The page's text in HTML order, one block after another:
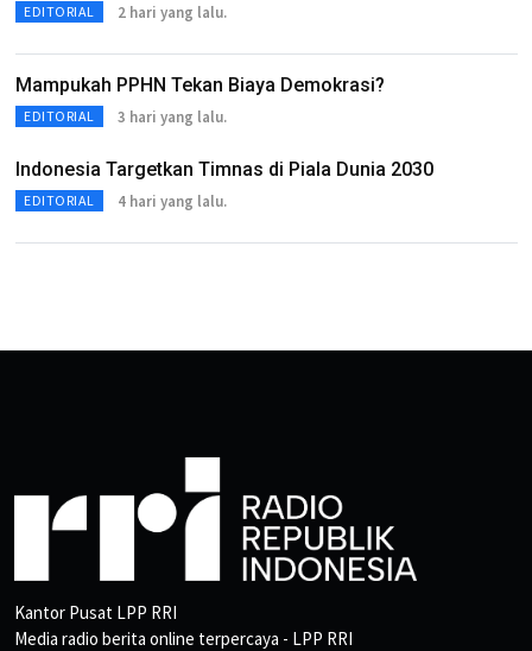
EDITORIAL 2 hari yang lalu.
Mampukah PPHN Tekan Biaya Demokrasi?
EDITORIAL 3 hari yang lalu.
Indonesia Targetkan Timnas di Piala Dunia 2030
EDITORIAL 4 hari yang lalu.
Kantor Pusat LPP RRI
Media radio berita online terpercaya - LPP RRI